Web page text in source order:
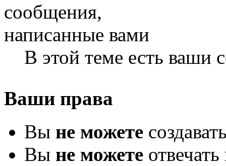
В этой теме есть ваши
Ваши права
Вы не можете
Вы не можете